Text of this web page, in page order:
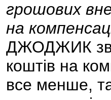
грошових
на
ДЖОДЖИК
коштів на
все менше,